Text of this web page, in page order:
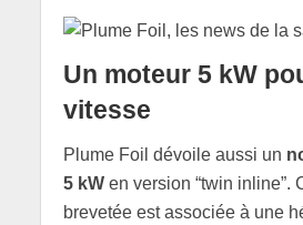
Un moteur 5 kW
vitesse
Plume Foil dévoile aussi un
5 kWen version “twin inline”.
brevetée est associée à une